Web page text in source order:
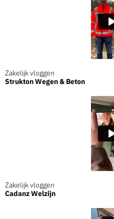
Zakelijk vloggen
Strukton Wegen & Beton
Zakelijk vloggen
Cadanz Welzijn